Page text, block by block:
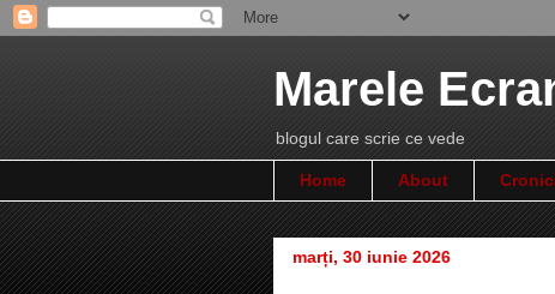
Marele
blogul care scrie ce vede
Home About
marți, 30 iunie 2026